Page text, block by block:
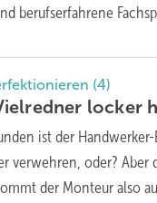
berufserfahrene
(4)
locker
ist der
verwehren, oder?
der Monteur also